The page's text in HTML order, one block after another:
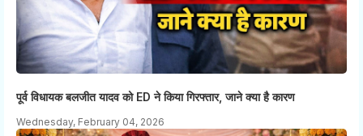
पूर्व विधायक बलजीत यादव को ED ने किया गिरफ्तार, जाने क्या है कारण
Wednesday, February 04, 2026